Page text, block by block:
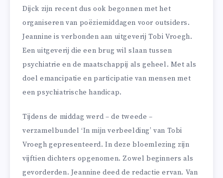
Dijck zijn recent dus ook begonnen met het
organiseren van poëziemiddagen voor outsiders.
Jeannine is verbonden aan uitgeverij Tobi Vroegh.
Een uitgeverij die een brug wil slaan tussen
psychiatrie en de maatschappij als geheel. Met als
doel emancipatie en participatie van mensen met
een psychiatrische handicap.
Tijdens de middag werd – de tweede –
verzamelbundel ‘In mijn verbeelding’ van Tobi
Vroegh gepresenteerd. In deze bloemlezing zijn
vijftien dichters opgenomen. Zowel beginners als
gevorderden. Jeannine deed de redactie ervan. Van